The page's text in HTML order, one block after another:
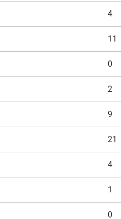
4
11
0
2
9
21
4
1
0